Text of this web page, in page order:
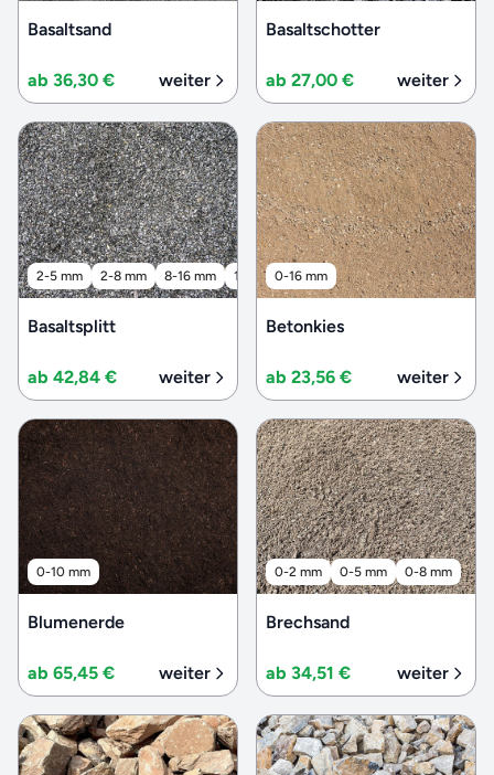
Basaltsand
ab 36,30 € weiter
Basaltschotter
ab 27,00 € weiter
2-5 mm 2-8 mm 8-16 mm 16-32 mm 32-56 mm
Basaltsplitt
ab 42,84 € weiter
0-16 mm
Betonkies
ab 23,56 € weiter
0-10 mm
Blumenerde
ab 65,45 € weiter
0-2 mm 0-5 mm 0-8 mm
Brechsand
ab 34,51 € weiter